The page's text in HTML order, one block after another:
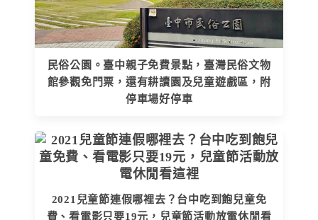
民俗公園。臺中親子免費景點，臺灣民俗文物
館參觀免門票，還有耕讀園及兒童遊戲區，附
停車場好停車
2021兒童節連假哪裡去？台中吃到飽兒童免
費、看電影只要19元，兒童節活動放電休閒看